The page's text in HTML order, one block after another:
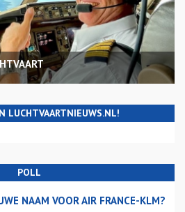
LUCHTVAARTNIEUWS.NL!
POLL
NAAM VOOR AIR FRANCE-KLM?